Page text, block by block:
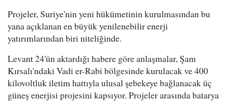
Projeler, Suriye'nin yeni hükümetinin kurulmasından bu
yana açıklanan en büyük yenilenebilir enerji
yatırımlarından biri niteliğinde.
Levant 24'ün aktardığı habere göre anlaşmalar, Şam
Kırsalı'ndaki Vadi er-Rabi bölgesinde kurulacak ve 400
kilovoltluk iletim hattıyla ulusal şebekeye bağlanacak üç
güneş enerjisi projesini kapsıyor. Projeler arasında batarya